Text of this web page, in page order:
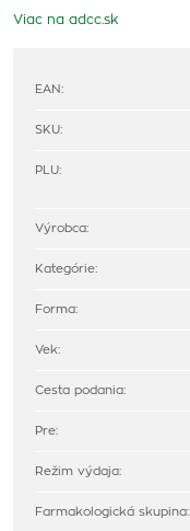
Viac na adcc.sk
EAN:
SKU:
PLU:
Výrobca:
Kategórie:
Forma:
Vek:
Cesta podania:
Pre:
Režim výdaja:
Farmakologická skupina: